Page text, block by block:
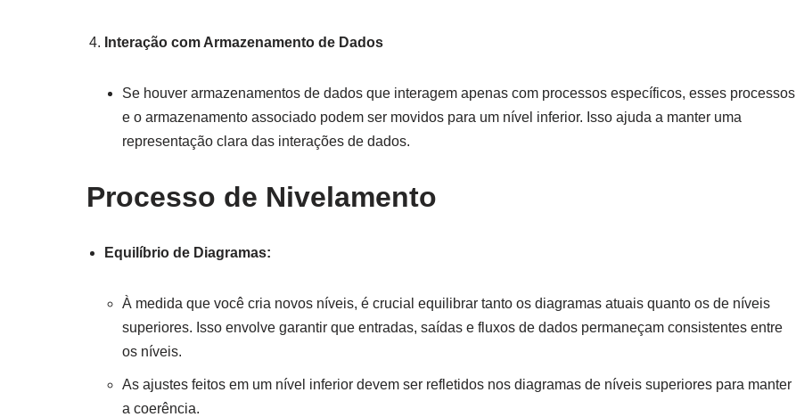
Interação com Armazenamento de Dados
Se houver armazenamentos de dados que interagem apenas com processos específicos, esses processos
e o armazenamento associado podem ser movidos para um nível inferior. Isso ajuda a manter uma
representação clara das interações de dados.
Processo de Nivelamento
Equilíbrio de Diagramas:
À medida que você cria novos níveis, é crucial equilibrar tanto os diagramas atuais quanto os de níveis
superiores. Isso envolve garantir que entradas, saídas e fluxos de dados permaneçam consistentes entre
os níveis.
As ajustes feitos em um nível inferior devem ser refletidos nos diagramas de níveis superiores para manter
a coerência.